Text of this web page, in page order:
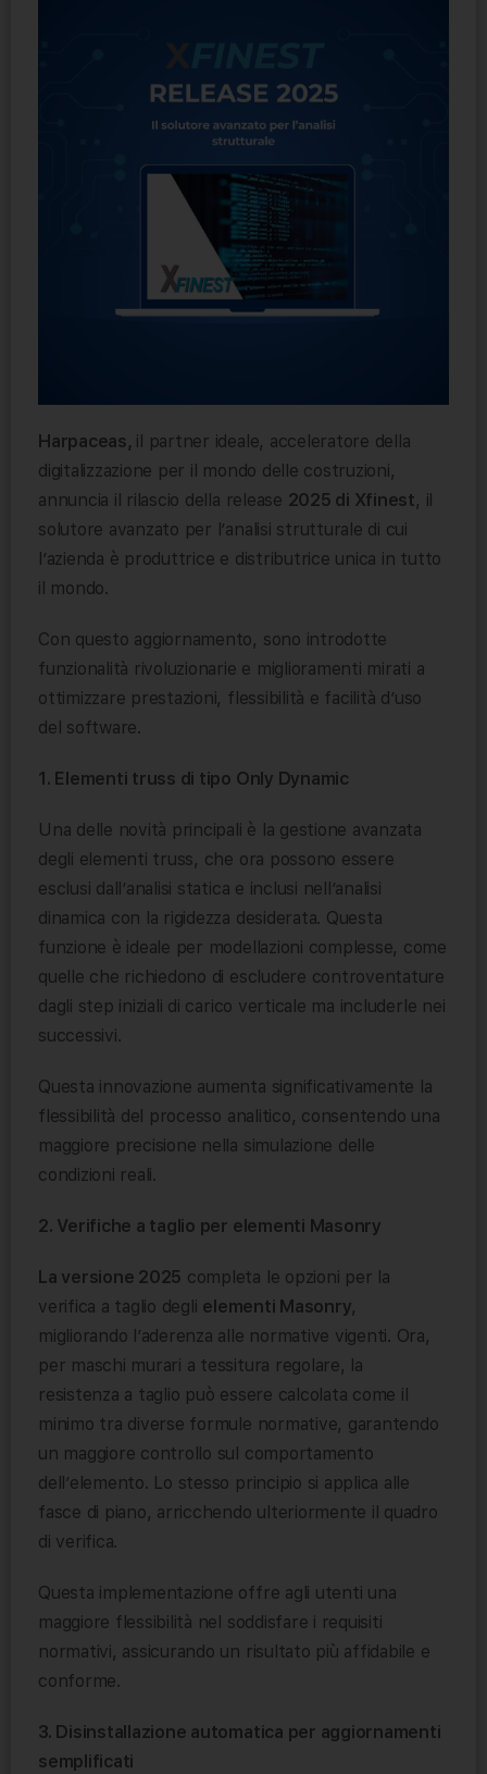
Harpaceas, il partner ideale, acceleratore della
digitalizzazione per il mondo delle costruzioni,
annuncia il rilascio della release 2025 di Xfinest, il
solutore avanzato per l’analisi strutturale di cui
l’azienda è produttrice e distributrice unica in tutto
il mondo.
Con questo aggiornamento, sono introdotte
funzionalità rivoluzionarie e miglioramenti mirati a
ottimizzare prestazioni, flessibilità e facilità d’uso
del software.
1. Elementi truss di tipo Only Dynamic
Una delle novità principali è la gestione avanzata
degli elementi truss, che ora possono essere
esclusi dall’analisi statica e inclusi nell’analisi
dinamica con la rigidezza desiderata. Questa
funzione è ideale per modellazioni complesse, come
quelle che richiedono di escludere controventature
dagli step iniziali di carico verticale ma includerle nei
successivi.
Questa innovazione aumenta significativamente la
flessibilità del processo analitico, consentendo una
maggiore precisione nella simulazione delle
condizioni reali.
2. Verifiche a taglio per elementi Masonry
La versione 2025 completa le opzioni per la
verifica a taglio degli elementi Masonry,
migliorando l’aderenza alle normative vigenti. Ora,
per maschi murari a tessitura regolare, la
resistenza a taglio può essere calcolata come il
minimo tra diverse formule normative, garantendo
un maggiore controllo sul comportamento
dell’elemento. Lo stesso principio si applica alle
fasce di piano, arricchendo ulteriormente il quadro
di verifica.
Questa implementazione offre agli utenti una
maggiore flessibilità nel soddisfare i requisiti
normativi, assicurando un risultato più affidabile e
conforme.
3. Disinstallazione automatica per aggiornamenti
semplificati